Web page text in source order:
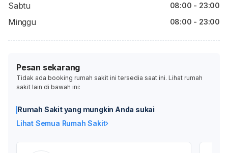
Sabtu 08:00 - 23:00
Minggu 08:00 - 23:00
Pesan sekarang
Tidak ada booking rumah sakit ini tersedia saat ini. Lihat rumah
sakit lain di bawah ini:
Rumah Sakit yang mungkin Anda sukai
Lihat Semua Rumah Sakit